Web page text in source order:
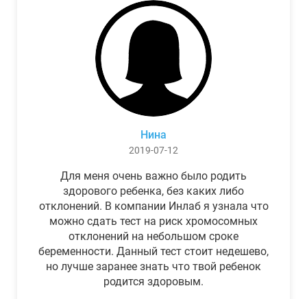
Нина
2019-07-12
Для меня очень важно было родить
здорового ребенка, без каких либо
отклонений. В компании Инлаб я узнала что
можно сдать тест на риск хромосомных
отклонений на небольшом сроке
беременности. Данный тест стоит недешево,
но лучше заранее знать что твой ребенок
родится здоровым.